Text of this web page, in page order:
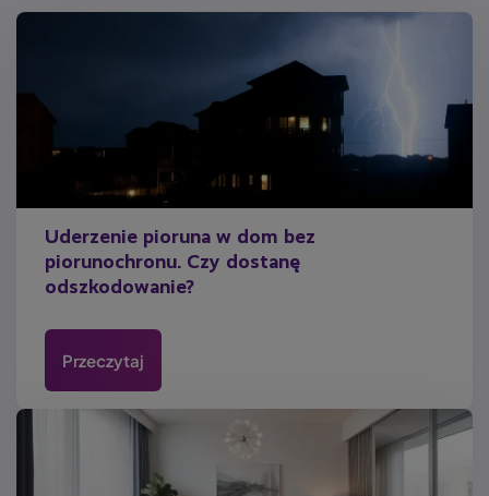
Uderzenie pioruna w dom bez
piorunochronu. Czy dostanę
odszkodowanie?
Przeczytaj